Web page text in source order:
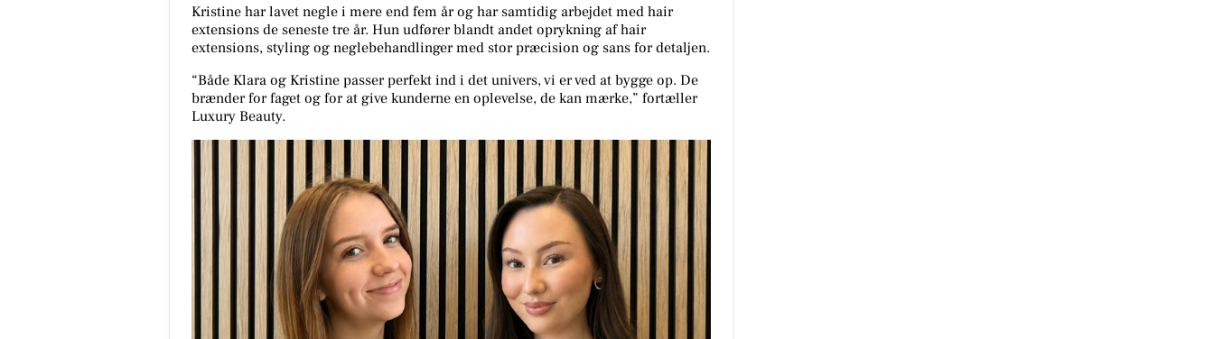
Kristine har lavet negle i mere end fem år og har samtidig arbejdet med hair
extensions de seneste tre år. Hun udfører blandt andet oprykning af hair
extensions, styling og neglebehandlinger med stor præcision og sans for detaljen.
“Både Klara og Kristine passer perfekt ind i det univers, vi er ved at bygge op. De
brænder for faget og for at give kunderne en oplevelse, de kan mærke,” fortæller
Luxury Beauty.